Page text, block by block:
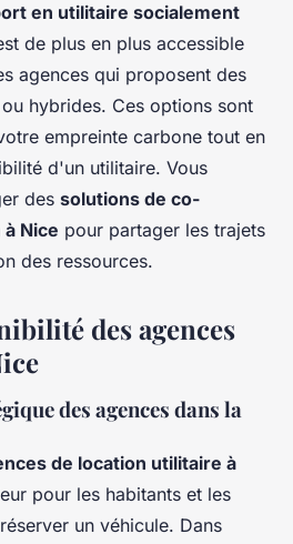
en utilitaire socialement
de plus en plus accessible
agences qui proposent des
hybrides. Ces options sont
empreinte carbone tout en
d'un utilitaire. Vous
des solutions de co-
Nice pour partager les trajets
des ressources.
des agences
des agences dans la
de location utilitaire à
pour les habitants et les
un véhicule. Dans